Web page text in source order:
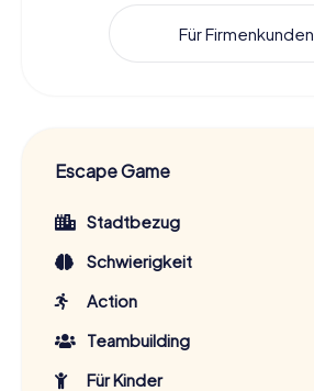
Für Firmenkunden
Escape Game
Stadtbezug
Schwierigkeit
Action
Teambuilding
Für Kinder